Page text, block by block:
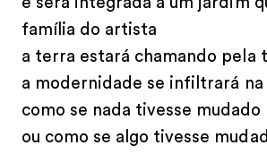
e será integrada a um jardim
família do artista
a terra estará chamando pela
a modernidade se infiltrará
como se nada tivesse mudado
ou como se algo tivesse